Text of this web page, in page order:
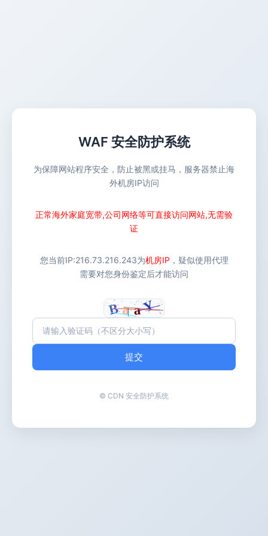
WAF 安全防护系统
为保障网站程序安全，防止被黑或挂马，服务器禁止海
外机房IP访问
正常海外家庭宽带,公司网络等可直接访问网站,无需验
证
您当前IP:216.73.216.243为机房IP ，疑似使用代理
需要对您身份鉴定后才能访问
提交
© CDN 安全防护系统